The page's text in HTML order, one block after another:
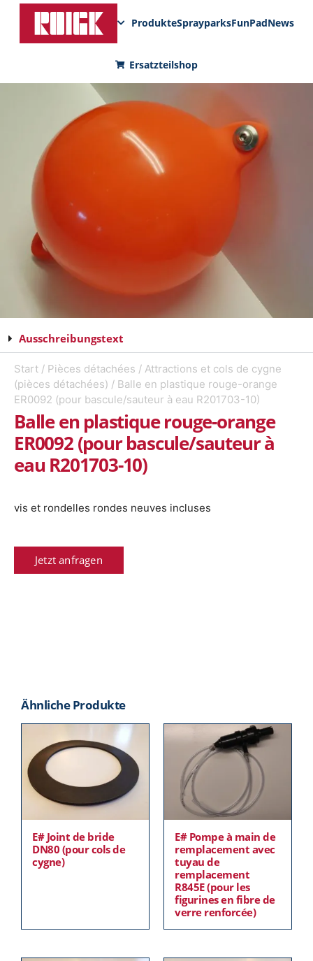
ProdukteSprayparksFunPadNews
Ersatzteilshop
Ausschreibungstext
Start / Pièces détachées / Attractions et cols de cygne
(pièces détachées) / Balle en plastique rouge-orange
ER0092 (pour bascule/sauteur à eau R201703-10)
Balle en plastique rouge-orange
ER0092 (pour bascule/sauteur à
eau R201703-10)
vis et rondelles rondes neuves incluses
Jetzt anfragen
Ähnliche Produkte
E# Joint de bride
DN80 (pour cols de
cygne)
E# Pompe à main de
remplacement avec
tuyau de
remplacement
R845E (pour les
figurines en fibre de
verre renforcée)